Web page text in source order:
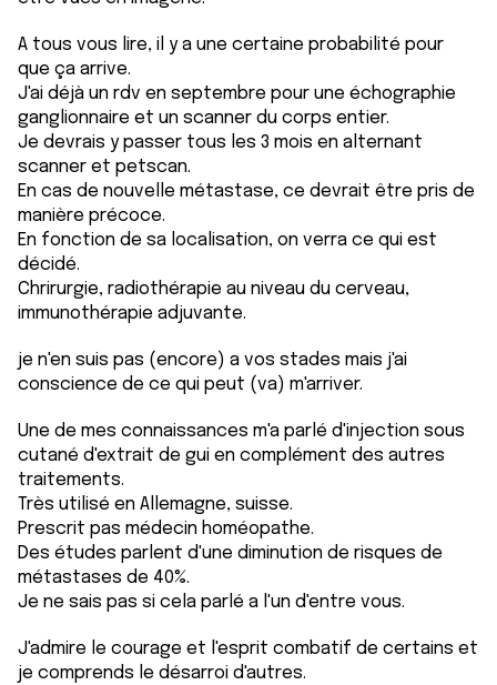
A tous vous lire, il y a une certaine probabilité pour
que ça arrive.
J'ai déjà un rdv en septembre pour une échographie
ganglionnaire et un scanner du corps entier.
Je devrais y passer tous les 3 mois en alternant
scanner et petscan.
En cas de nouvelle métastase, ce devrait être pris de
manière précoce.
En fonction de sa localisation, on verra ce qui est
décidé.
Chrirurgie, radiothérapie au niveau du cerveau,
immunothérapie adjuvante.
je n'en suis pas (encore) a vos stades mais j'ai
conscience de ce qui peut (va) m'arriver.
Une de mes connaissances m'a parlé d'injection sous
cutané d'extrait de gui en complément des autres
traitements.
Très utilisé en Allemagne, suisse.
Prescrit pas médecin homéopathe.
Des études parlent d'une diminution de risques de
métastases de 40%.
Je ne sais pas si cela parlé a l'un d'entre vous.
J'admire le courage et l'esprit combatif de certains et
je comprends le désarroi d'autres.